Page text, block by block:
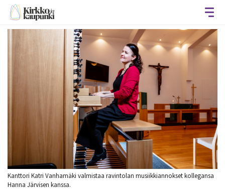
Kanttori Katri Vanhamäki valmistaa ravintolan musiikkiannokset kollegansa
Hanna Järvisen kanssa.